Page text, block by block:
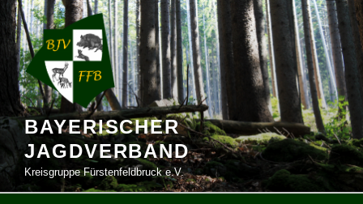
Zum
Inhalt
springen
BAYERISCHER
JAGDVERBAND
Kreisgruppe Fürstenfeldbruck e.V.